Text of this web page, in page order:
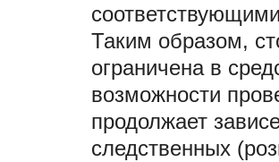
Таким образом,
ограничена в
возможности
продолжает
следственных